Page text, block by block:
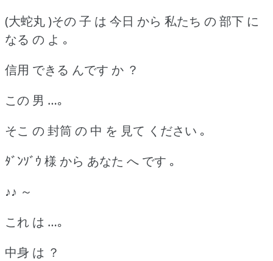
(大蛇丸 )その 子 は 今日 から 私たち の 部下 に
なる の よ ｡
信用 できる んです か ？
この 男 …｡
そこ の 封筒 の 中 を 見て ください ｡
ﾀﾞﾝｿﾞｳ 様 から あなた へ です ｡
♪♪ ～
これ は …｡
中身 は ？